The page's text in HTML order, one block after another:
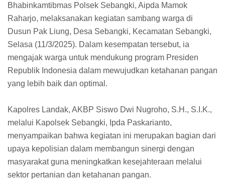
Bhabinkamtibmas Polsek Sebangki, Aipda Mamok
Raharjo, melaksanakan kegiatan sambang warga di
Dusun Pak Liung, Desa Sebangki, Kecamatan Sebangki,
Selasa (11/3/2025). Dalam kesempatan tersebut, ia
mengajak warga untuk mendukung program Presiden
Republik Indonesia dalam mewujudkan ketahanan pangan
yang lebih baik dan optimal.
Kapolres Landak, AKBP Siswo Dwi Nugroho, S.H., S.I.K.,
melalui Kapolsek Sebangki, Ipda Paskarianto,
menyampaikan bahwa kegiatan ini merupakan bagian dari
upaya kepolisian dalam membangun sinergi dengan
masyarakat guna meningkatkan kesejahteraan melalui
sektor pertanian dan ketahanan pangan.